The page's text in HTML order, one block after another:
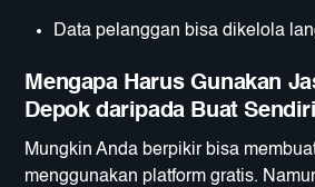
Data pelanggan bisa dikelola
Mengapa Harus Gunakan
Depok daripada Buat
Mungkin Anda berpikir bisa
menggunakan platform gratis.